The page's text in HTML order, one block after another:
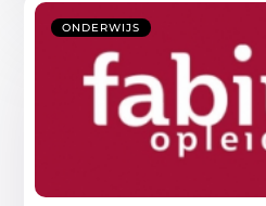
ONDERWIJS